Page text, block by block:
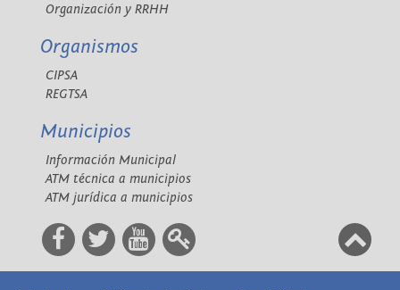
Organización y RRHH
Organismos
CIPSA
REGTSA
Municipios
Información Municipal
ATM técnica a municipios
ATM jurídica a municipios